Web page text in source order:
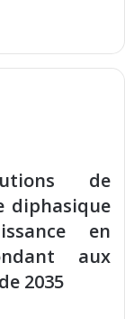
de
diphasique
en
aux
2035